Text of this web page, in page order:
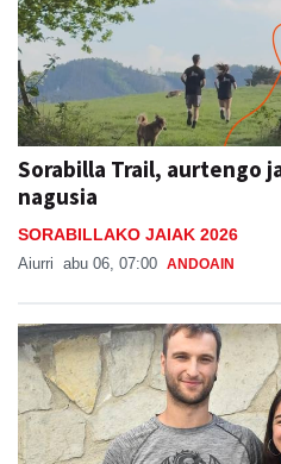
Sorabilla Trail, aurtengo
nagusia
SORABILLAKO JAIAK 2026
Aiurri abu 06, 07:00 ANDOAIN